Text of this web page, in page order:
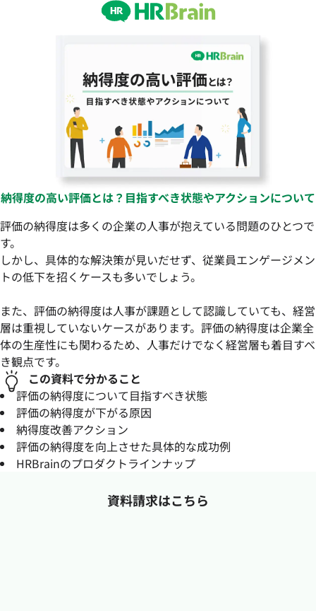
納得度の高い評価とは？目指すべき状態やアクションについて
評価の納得度は多くの企業の人事が抱えている問題のひとつで
す。
しかし、具体的な解決策が見いだせず、従業員エンゲージメン
トの低下を招くケースも多いでしょう。
また、評価の納得度は人事が課題として認識していても、経営
層は重視していないケースがあります。評価の納得度は企業全
体の生産性にも関わるため、人事だけでなく経営層も着目すべ
き観点です。
この資料で分かること
評価の納得度について目指すべき状態
評価の納得度が下がる原因
納得度改善アクション
評価の納得度を向上させた具体的な成功例
HRBrainのプロダクトラインナップ
資料請求はこちら